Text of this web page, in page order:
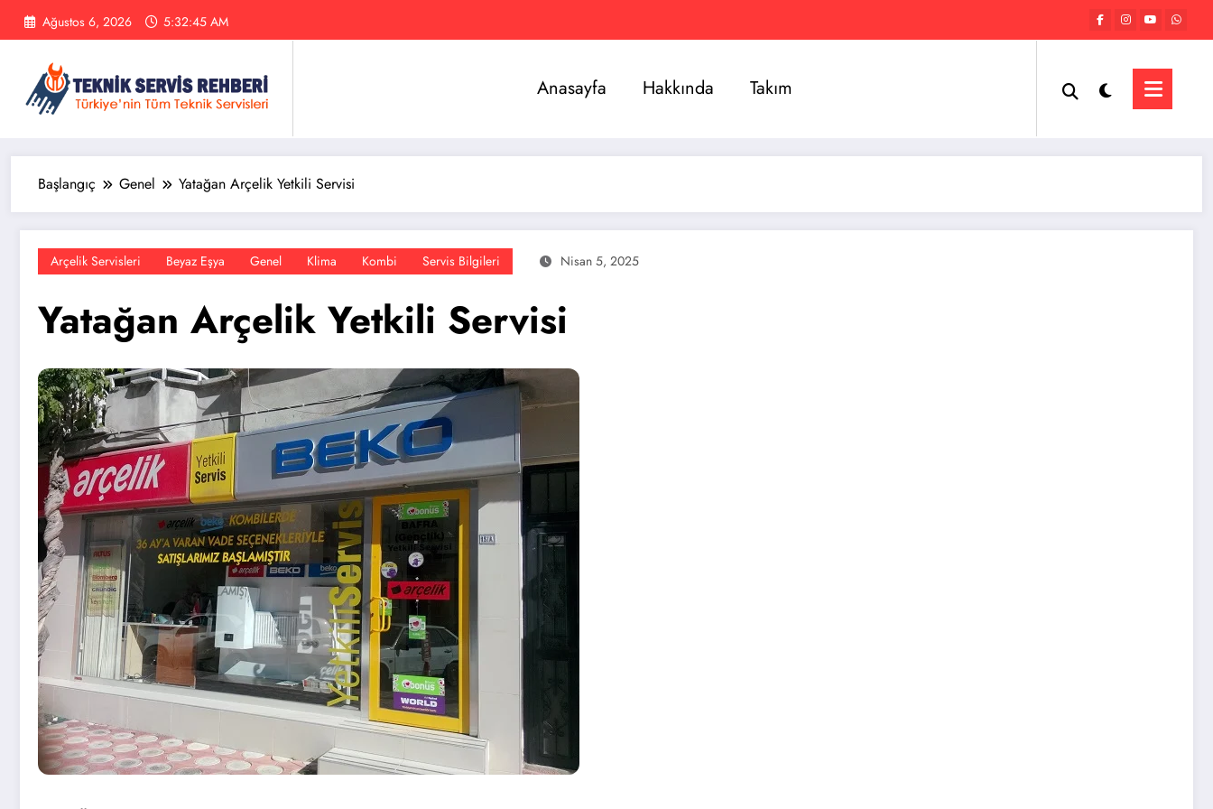
İçeriğe
Ağustos 6, 2026 5:32:45 AM
Anasayfa Hakkında Takım
Başlangıç Genel Yatağan Arçelik Yetkili Servisi
Arçelik Servisleri Beyaz Eşya Genel Klima Kombi Servis Bilgileri Nisan 5, 2025
Yatağan Arçelik Yetkili Servisi